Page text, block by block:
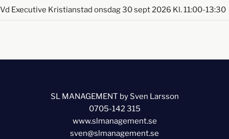
Vd Executive Kristianstad onsdag 30 sept 2026 Kl. 11:00-13:30
SL MANAGEMENT by Sven Larsson
0705-142 315
www.slmanagement.se
sven@slmanagement.se